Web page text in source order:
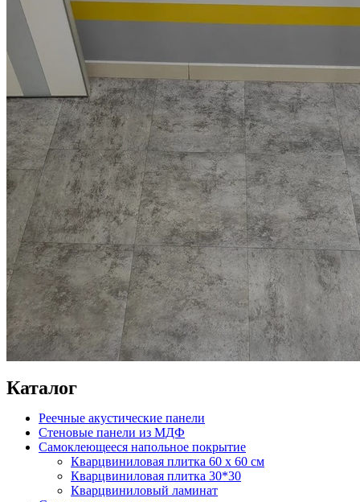
Каталог
Реечные акустические панели
Стеновые панели из МДФ
Самоклеющееся напольное покрытие
Кварцвиниловая плитка 60 х 60 см
Кварцвиниловая плитка 30*30
Кварцвиниловый ламинат